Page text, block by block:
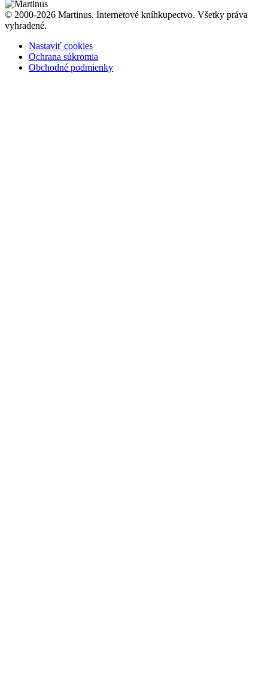
© 2000-2026 Martinus. Internetové kníhkupectvo. Všetky práva
vyhradené.
Nastaviť cookies
Ochrana súkromia
Obchodné podmienky